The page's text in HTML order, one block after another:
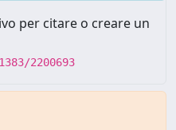
per citare o creare un
2200693